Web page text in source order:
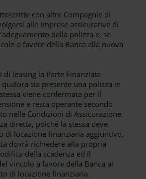
con altre Compagnie di
alle Imprese assicurative di
della polizza e, se
a favore della Banca alla nuova
di leasing la Parte Finanziata
sia presente una polizza in
viene confermata per il
e resta operante secondo
nelle Condizioni di Assicurazione.
diretta, poiché la stessa deve
di locazione finanziaria aggiuntivo,
dovrà richiedere alla propria
della scadenza ed il
vincolo a favore della Banca ai
di locazione finanziaria.